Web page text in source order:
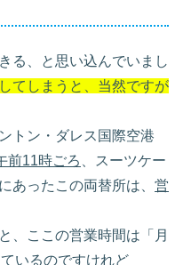
る、と思い込んでいまし
てしまうと、当然ですが
トン・ダレス国際空港
前11時ごろ
、スーツケー
あったこの両替所は、 営
、ここの営業時間は「月
いるのですけれど